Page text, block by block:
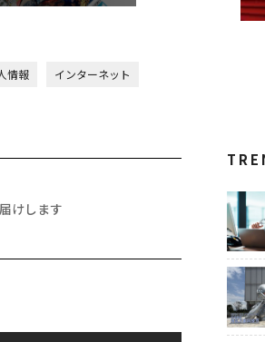
情報
インターネット
けします